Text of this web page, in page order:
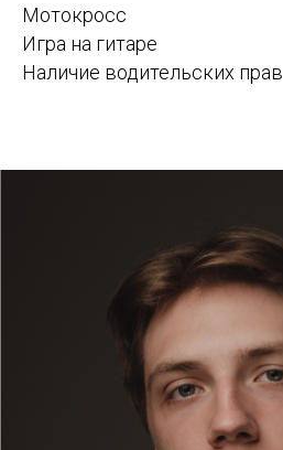
Мотокросс
Игра на гитаре
Наличие водительских прав